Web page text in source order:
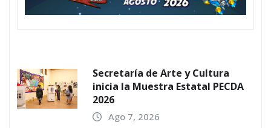
Secretaría de Arte y Cultura
inicia la Muestra Estatal PECDA
2026
Ago 7, 2026